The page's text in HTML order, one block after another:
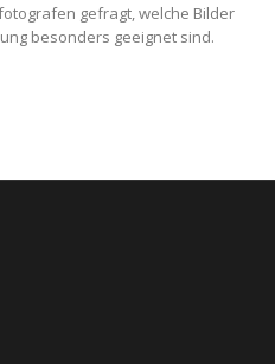
gefragt, welche Bilder
besonders geeignet sind.